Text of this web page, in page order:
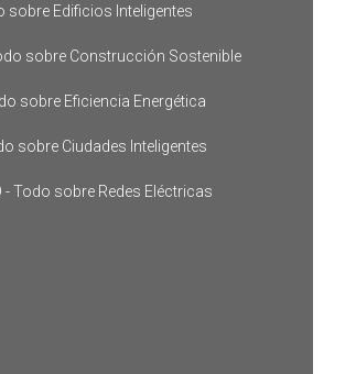
sobre Edificios Inteligentes
sobre Construcción Sostenible
sobre Eficiencia Energética
sobre Ciudades Inteligentes
- Todo sobre Redes Eléctricas